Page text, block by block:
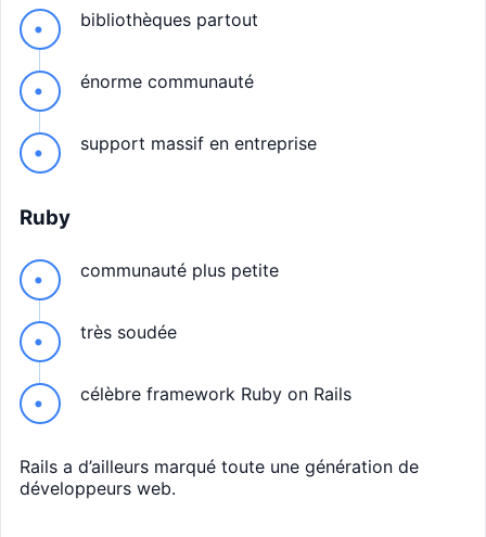
bibliothèques partout
énorme communauté
support massif en entreprise
Ruby
communauté plus petite
très soudée
célèbre framework Ruby on Rails
Rails a d’ailleurs marqué toute une génération de
développeurs web.